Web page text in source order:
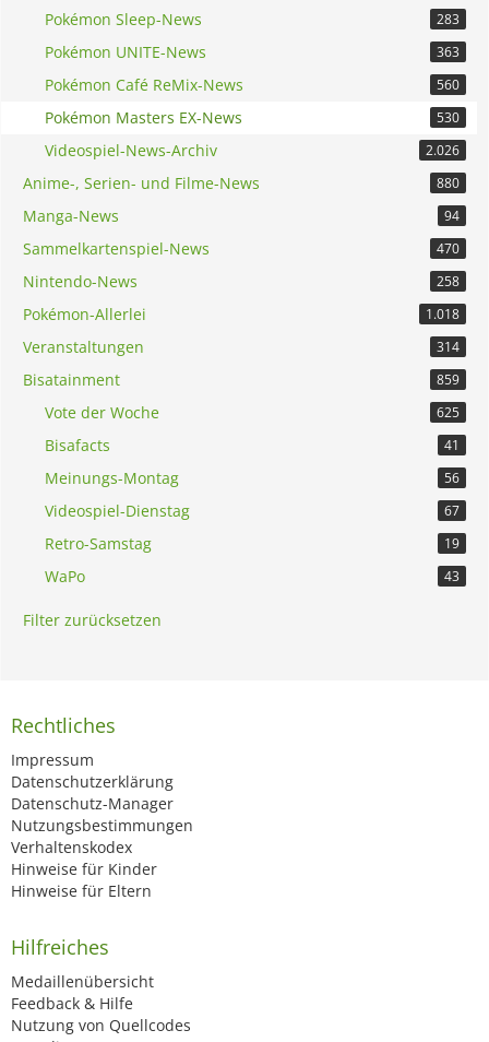
Pokémon Sleep-News 283
Pokémon UNITE-News 363
Pokémon Café ReMix-News 560
Pokémon Masters EX-News 530
Videospiel-News-Archiv 2.026
Anime-, Serien- und Filme-News 880
Manga-News 94
Sammelkartenspiel-News 470
Nintendo-News 258
Pokémon-Allerlei 1.018
Veranstaltungen 314
Bisatainment 859
Vote der Woche 625
Bisafacts 41
Meinungs-Montag 56
Videospiel-Dienstag 67
Retro-Samstag 19
WaPo 43
Filter zurücksetzen
Rechtliches
Impressum
Datenschutzerklärung
Datenschutz-Manager
Nutzungsbestimmungen
Verhaltenskodex
Hinweise für Kinder
Hinweise für Eltern
Hilfreiches
Medaillenübersicht
Feedback & Hilfe
Nutzung von Quellcodes